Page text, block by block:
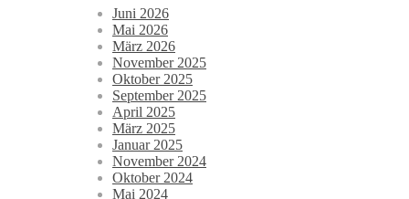
Juni 2026
Mai 2026
März 2026
November 2025
Oktober 2025
September 2025
April 2025
März 2025
Januar 2025
November 2024
Oktober 2024
Mai 2024